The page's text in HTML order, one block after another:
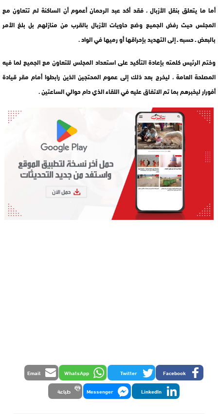
أما ما يتعلق بنقل الأزبال ، فقد أكد عبد الرحمان أعموم أن الساكنة لم تتعاون مع
المجلس حيث رفض الجميع وضع حاويات الأزبال بالقرب من منازلهم بل بلغ الأمر
بالبعض ـ حسبه ـ إلى التهديد بإحراقها أو رميها في الواد .
وختم الرئيس كلمته بإعادة التأكيد على استعداد المجلس للتعاون مع الجميع لما فيه
المصلحة العامة ، ليخرج بعد ذلك إلى عموم المحتجين الذين رابطوا أمام مقر قيادة
أفورار ليخبرهم بما تم الاتفاق عليه في اللقاء الذي دام حوالي الساعتين .
Facebook
Twitter
WhatsApp
Email
LinkedIn
Messenger طباعة